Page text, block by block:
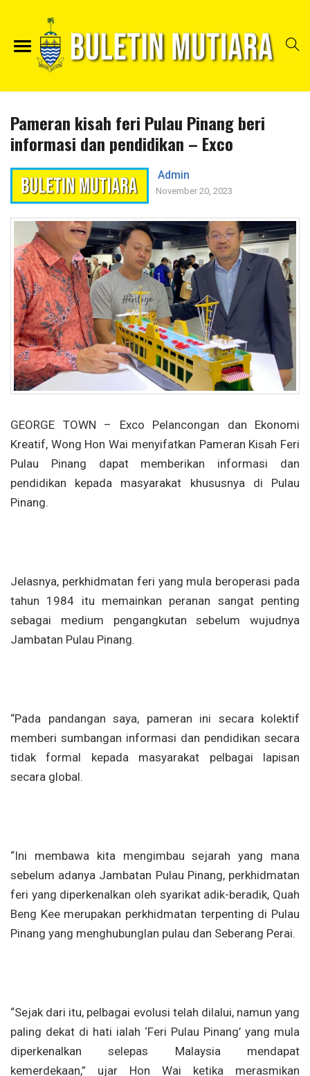
Pameran kisah feri Pulau Pinang beri
informasi dan pendidikan – Exco
Admin
November 20, 2023
GEORGE TOWN – Exco Pelancongan dan Ekonomi
Kreatif, Wong Hon Wai menyifatkan Pameran Kisah Feri
Pulau Pinang dapat memberikan informasi dan
pendidikan kepada masyarakat khususnya di Pulau
Pinang.
Jelasnya, perkhidmatan feri yang mula beroperasi pada
tahun 1984 itu memainkan peranan sangat penting
sebagai medium pengangkutan sebelum wujudnya
Jambatan Pulau Pinang.
“Pada pandangan saya, pameran ini secara kolektif
memberi sumbangan informasi dan pendidikan secara
tidak formal kepada masyarakat pelbagai lapisan
secara global.
“Ini membawa kita mengimbau sejarah yang mana
sebelum adanya Jambatan Pulau Pinang, perkhidmatan
feri yang diperkenalkan oleh syarikat adik-beradik, Quah
Beng Kee merupakan perkhidmatan terpenting di Pulau
Pinang yang menghubunglan pulau dan Seberang Perai.
“Sejak dari itu, pelbagai evolusi telah dilalui, namun yang
paling dekat di hati ialah ‘Feri Pulau Pinang’ yang mula
diperkenalkan selepas Malaysia mendapat
kemerdekaan,” ujar Hon Wai ketika merasmikan